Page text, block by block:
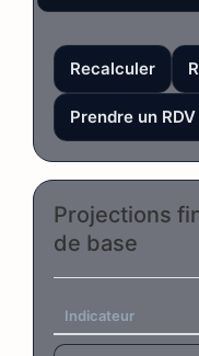
Recalculer
Prendre un RDV
Projections
de base
Indicateur